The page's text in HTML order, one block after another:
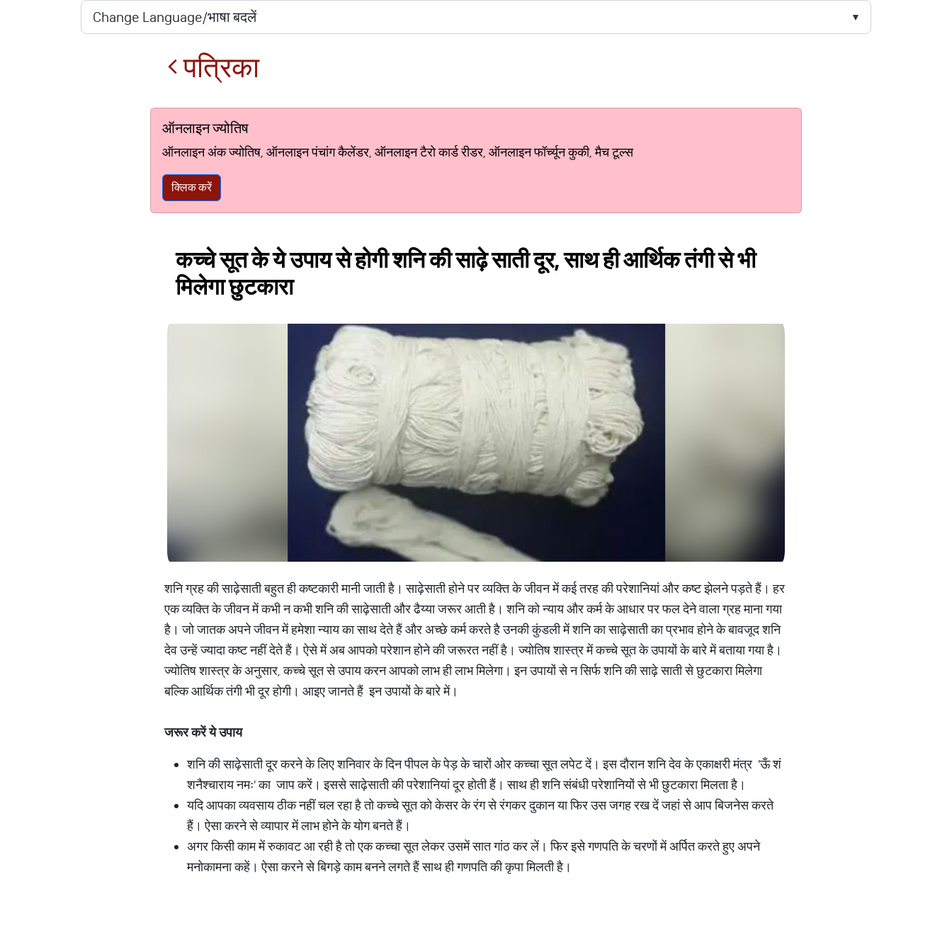
पत्रिका
ऑनलाइन ज्योतिष
ऑनलाइन अंक ज्योतिष, ऑनलाइन पंचांग कैलेंडर, ऑनलाइन टैरो कार्ड रीडर, ऑनलाइन फॉर्च्यून कुकी, मैच टूल्स
क्लिक करें
कच्चे सूत के ये उपाय से होगी शनि की साढ़े साती दूर, साथ ही आर्थिक तंगी से भी
मिलेगा छुटकारा
शनि ग्रह की साढ़ेसाती बहुत ही कष्टकारी मानी जाती है। साढ़ेसाती होने पर व्यक्ति के जीवन में कई तरह की परेशानियां और कष्ट झेलने पड़ते हैं। हर
एक व्यक्ति के जीवन में कभी न कभी शनि की साढ़ेसाती और ढैय्या जरूर आती है। शनि को न्याय और कर्म के आधार पर फल देने वाला ग्रह माना गया
है। जो जातक अपने जीवन में हमेशा न्याय का साथ देते हैं और अच्छे कर्म करते है उनकी कुंडली में शनि का साढ़ेसाती का प्रभाव होने के बावजूद शनि
देव उन्हें ज्यादा कष्ट नहीं देते हैं। ऐसे में अब आपको परेशान होने की जरूरत नहीं है। ज्योतिष शास्त्र में कच्चे सूत के उपायों के बारे में बताया गया है।
ज्योतिष शास्त्र के अनुसार, कच्चे सूत से उपाय करन आपको लाभ ही लाभ मिलेगा। इन उपायों से न सिर्फ शनि की साढ़े साती से छुटकारा मिलेगा
बल्कि आर्थिक तंगी भी दूर होगी। आइए जानते हैं इन उपायों के बारे में।
जरूरकरेंयेउपाय
शनि की साढ़ेसाती दूर करने के लिए शनिवार के दिन पीपल के पेड़ के चारों ओर कच्चा सूत लपेट दें। इस दौरान शनि देव के एकाक्षरी मंत्र 'ऊँ शं
शनैश्चाराय नमः' का जाप करें। इससे साढ़ेसाती की परेशानियां दूर होती हैं। साथ ही शनि संबंधी परेशानियों से भी छुटकारा मिलता है।
यदि आपका व्यवसाय ठीक नहीं चल रहा है तो कच्चे सूत को केसर के रंग से रंगकर दुकान या फिर उस जगह रख दें जहां से आप बिजनेस करते
हैं। ऐसा करने से व्यापार में लाभ होने के योग बनते हैं।
अगर किसी काम में रुकावट आ रही है तो एक कच्चा सूत लेकर उसमें सात गांठ कर लें। फिर इसे गणपति के चरणों में अर्पित करते हुए अपने
मनोकामना कहें। ऐसा करने से बिगड़े काम बनने लगते हैं साथ ही गणपति की कृपा मिलती है।